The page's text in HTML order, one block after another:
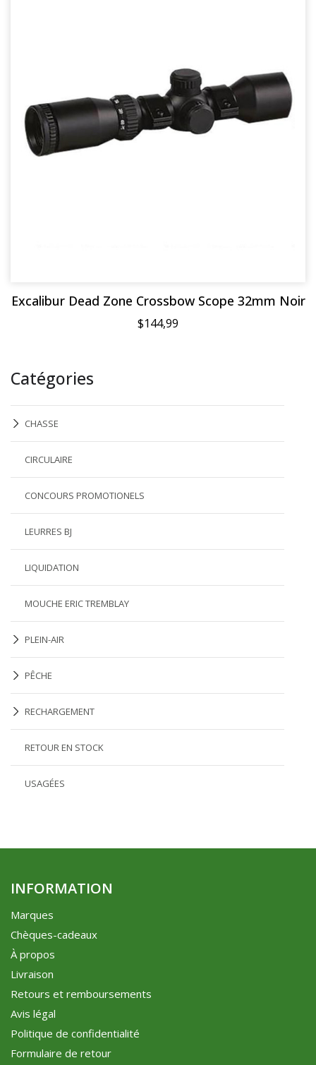
Catégories
CHASSE
CIRCULAIRE
CONCOURS PROMOTIONELS
LEURRES BJ
LIQUIDATION
MOUCHE ERIC TREMBLAY
PLEIN-AIR
PÊCHE
RECHARGEMENT
RETOUR EN STOCK
USAGÉES
Excalibur Dead Zone Crossbow Scope 32mm Noir
$144,99
INFORMATION
Marques
Chèques-cadeaux
À propos
Livraison
Retours et remboursements
Avis légal
Politique de confidentialité
Formulaire de retour